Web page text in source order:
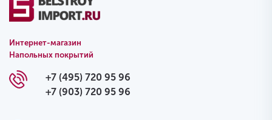
Интернет-магазин
Напольных покрытий
+7 (495) 720 95 96
+7 (903) 720 95 96